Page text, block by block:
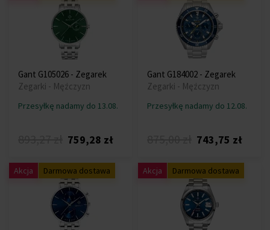
Gant G105026 - Zegarek
Zegarki - Mężczyzn
Przesyłkę nadamy do 13.08.
759,28 zł
Gant G184002 - Zegarek
Zegarki - Mężczyzn
Przesyłkę nadamy do 12.08.
743,75 zł
Akcja Darmowa dostawa Akcja Darmowa dostawa